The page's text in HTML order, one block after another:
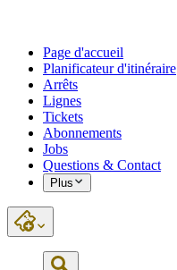
Page d'accueil
Planificateur d'itinéraire
Arrêts
Lignes
Tickets
Abonnements
Jobs
Questions & Contact
Plus